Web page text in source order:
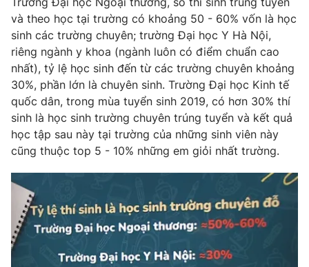
và theo học tại trường có khoảng 50 - 60% vốn là học
sinh các trường chuyên; trường Đại học Y Hà Nội,
riêng ngành y khoa (ngành luôn có điểm chuẩn cao
nhất), tỷ lệ học sinh đến từ các trường chuyên khoảng
30%, phần lớn là chuyên sinh. Trường Đại học Kinh tế
quốc dân, trong mùa tuyển sinh 2019, có hơn 30% thí
sinh là học sinh trường chuyên trúng tuyển và kết quả
học tập sau này tại trường của những sinh viên này
cũng thuộc top 5 - 10% những em giỏi nhất trường.